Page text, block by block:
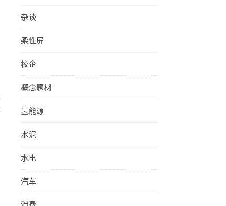
杂谈
柔性屏
校企
概念题材
氢能源
水泥
水电
汽车